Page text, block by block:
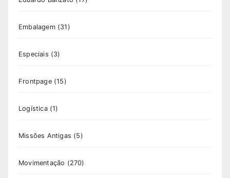
Embalagem(31)
Especiais (3)
Frontpage(15)
Logística(1)
Missões Antigas (5)
Movimentação (270)